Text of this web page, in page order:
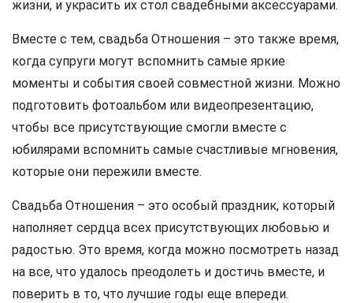
жизни, и украсить их стол свадебными аксессуарами.
Вместе с тем, свадьба Отношения – это также время,
когда супруги могут вспомнить самые яркие
моменты и события своей совместной жизни. Можно
подготовить фотоальбом или видеопрезентацию,
чтобы все присутствующие смогли вместе с
юбилярами вспомнить самые счастливые мгновения,
которые они пережили вместе.
Свадьба Отношения – это особый праздник, который
наполняет сердца всех присутствующих любовью и
радостью. Это время, когда можно посмотреть назад
на все, что удалось преодолеть и достичь вместе, и
поверить в то, что лучшие годы еще впереди.